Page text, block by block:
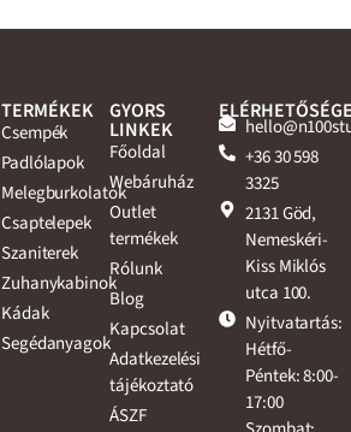
TERMÉKEK
Csempék
Padlólapok
Melegburkolatok
Csaptelepek
Szaniterek
Zuhanykabinok
Kádak
Segédanyagok
GYORS
LINKEK
Főoldal
Webáruház
Outlet
termékek
Rólunk
Blog
Kapcsolat
Adatkezelési
tájékoztató
ÁSZF
+36 30 598
3325
2131 Göd,
Nemeskéri-
Kiss Miklós
utca 100.
Nyitvatartás:
Hétfő-
Péntek: 8:00-
17:00